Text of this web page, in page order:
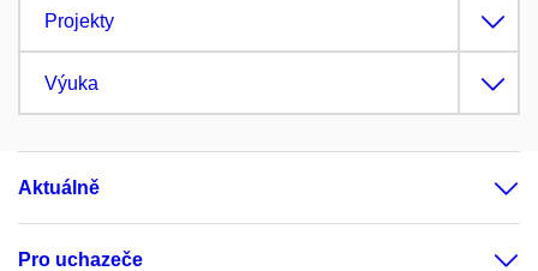
Projekty
Výuka
Aktuálně
Pro uchazeče